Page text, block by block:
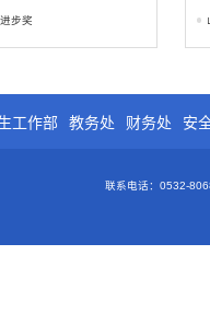
步奖
工作部 教务处 财务处 安
联系电话：0532-